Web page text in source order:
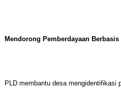
Mendorong Pemberdayaan
PLD membantu desa mengidentifikasi